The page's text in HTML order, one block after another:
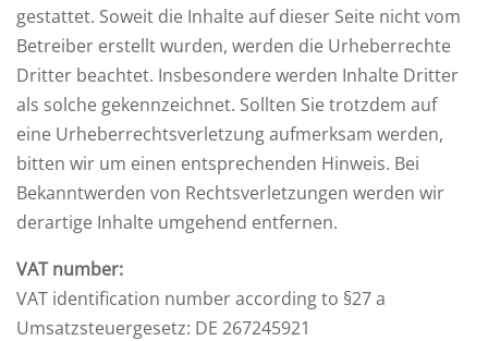
gestattet. Soweit die Inhalte auf dieser Seite nicht vom
Betreiber erstellt wurden, werden die Urheberrechte
Dritter beachtet. Insbesondere werden Inhalte Dritter
als solche gekennzeichnet. Sollten Sie trotzdem auf
eine Urheberrechtsverletzung aufmerksam werden,
bitten wir um einen entsprechenden Hinweis. Bei
Bekanntwerden von Rechtsverletzungen werden wir
derartige Inhalte umgehend entfernen.
VAT number:
VAT identification number according to §27 a
Umsatzsteuergesetz: DE 267245921